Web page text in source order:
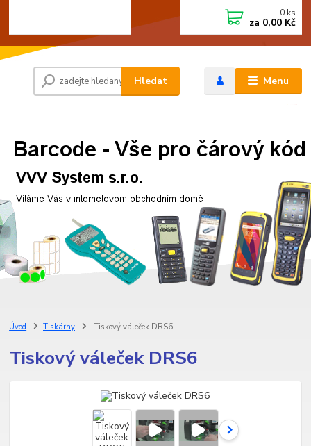
Menu
Hledat
0 ks
za 0,00 Kč
Úvod Tiskárny Tiskový váleček DRS6
Tiskový váleček DRS6